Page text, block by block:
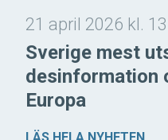
21 april 2026 kl.
Sverige mest
desinformation
Europa